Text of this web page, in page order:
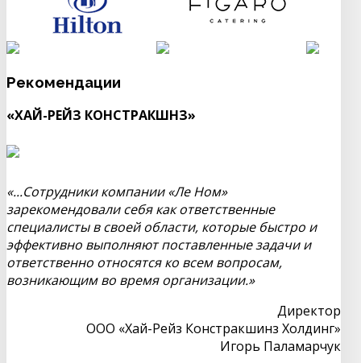
Рекомендации
«ХАЙ-РЕЙЗ КОНСТРАКШНЗ»
«...Сотрудники компании «Ле Ном»
зарекомендовали себя как ответственные
специалисты в своей области, которые быстро и
эффективно выполняют поставленные задачи и
ответственно относятся ко всем вопросам,
возникающим во время организации.»
Директор
ООО «Хай-Рейз Констракшинз Холдинг»
Игорь Паламарчук